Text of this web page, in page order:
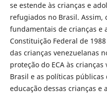
se estende às crianças e
refugiados no Brasil. Assim,
fundamentais de crianças e
Constituição Federal de
das crianças venezuelanas
proteção do ECA às
Brasil e as políticas
educação dessas crianças e